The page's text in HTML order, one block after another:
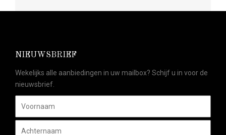
NIEUWSBRIEF
Wekelijks alle aanbiedingen in uw mailbox? Schijf u in voor de
nieuwsbrief.